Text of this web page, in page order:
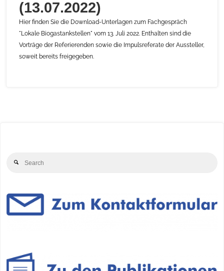
(13.07.2022)
Hier finden Sie die Download-Unterlagen zum Fachgespräch
"Lokale Biogastankstellen" vom 13. Juli 2022. Enthalten sind die
Vorträge der Referierenden sowie die Impulsreferate der Aussteller,
soweit bereits freigegeben.
Search